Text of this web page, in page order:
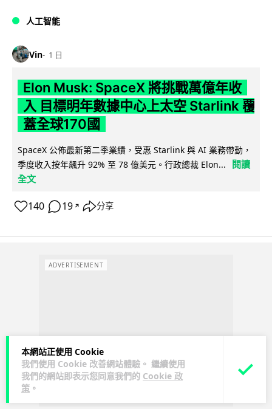
本網站正使用 Cookie
我們使用 Cookie 改善網站體驗。 繼續使用
我們的網站即表示您同意我們的 Cookie 政
策 。
人工智能
Vin 1 日
Elon Musk: SpaceX 將挑戰萬億年收
入 目標明年數據中心上太空 Starlink 覆
蓋全球170國
SpaceX 公佈最新第二季業績，受惠 Starlink 與 AI 業務帶動，
季度收入按年飆升 92% 至 78 億美元。行政總裁 Elon...
閱讀
全文
140 19 ↗ 分享
ADVERTISEMENT